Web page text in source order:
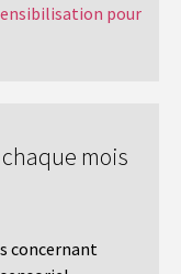
pour
mois
concernant